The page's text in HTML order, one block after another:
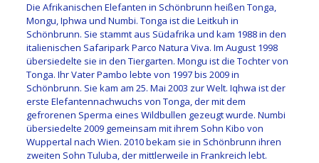
Die Afrikanischen Elefanten in Schönbrunn heißen Tonga,
Mongu, Iphwa und Numbi. Tonga ist die Leitkuh in
Schönbrunn. Sie stammt aus Südafrika und kam 1988 in den
italienischen Safaripark Parco Natura Viva. Im August 1998
übersiedelte sie in den Tiergarten. Mongu ist die Tochter von
Tonga. Ihr Vater Pambo lebte von 1997 bis 2009 in
Schönbrunn. Sie kam am 25. Mai 2003 zur Welt. Iqhwa ist der
erste Elefantennachwuchs von Tonga, der mit dem
gefrorenen Sperma eines Wildbullen gezeugt wurde. Numbi
übersiedelte 2009 gemeinsam mit ihrem Sohn Kibo von
Wuppertal nach Wien. 2010 bekam sie in Schönbrunn ihren
zweiten Sohn Tuluba, der mittlerweile in Frankreich lebt.